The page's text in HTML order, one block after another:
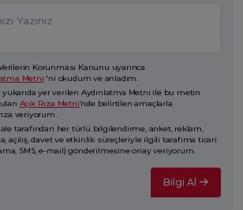
Verilerin Korunması Kanunu uyarınca
Metni 'ni okudum ve anladım.
yer verilen Aydınlatma Metni ile bu metin
Açık Rıza Metni’nde belirtilen amaçlarla
veriyorum.
tarafından her türlü bilgilendirme, anket, reklam,
açılış, davet ve etkinlik süreçleriyle ilgili tarafıma ticari
SMS, e-mail) gönderilmesine onay veriyorum.
Bilgi Al